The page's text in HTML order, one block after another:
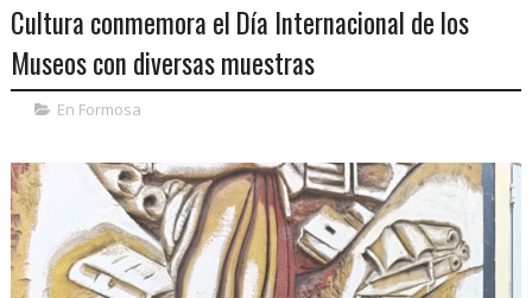
Cultura conmemora el Día Internacional de los
Museos con diversas muestras
En Formosa